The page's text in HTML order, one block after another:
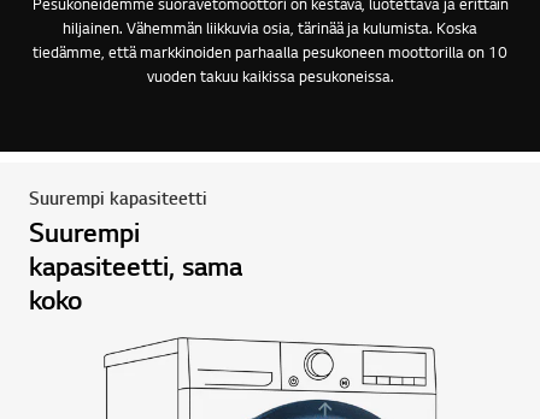
hiljainen. Vähemmän liikkuvia osia, tärinää ja kulumista. Koska
tiedämme, että markkinoiden parhaalla pesukoneen moottorilla on 10
vuoden takuu kaikissa pesukoneissa.
Suurempi kapasiteetti
Suurempi
kapasiteetti, sama
koko